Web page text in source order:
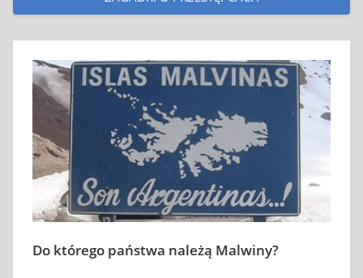
Do którego państwa należą Malwiny?